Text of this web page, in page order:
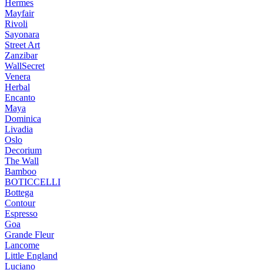
Hermes
Mayfair
Rivoli
Sayonara
Street Art
Zanzibar
WallSecret
Venera
Herbal
Encanto
Maya
Dominica
Livadia
Oslo
Decorium
The Wall
Bamboo
BOTICCELLI
Bottega
Contour
Espresso
Goa
Grande Fleur
Lancome
Little England
Luciano